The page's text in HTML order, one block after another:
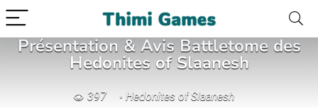
Présentation & Avis Battletome des
Hedonites of Slaanesh
397 Hedonites of Slaanesh